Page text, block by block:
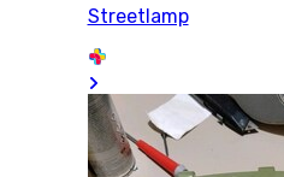
Streetlamp